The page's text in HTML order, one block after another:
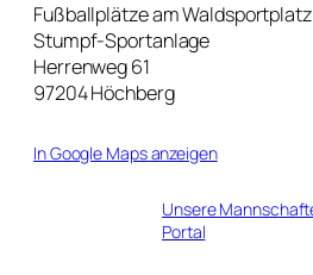
Fußballplätze am
Stumpf-Sportanlage
Herrenweg 61
97204 Höchberg
In Google Maps anzeigen
Unsere
Portal